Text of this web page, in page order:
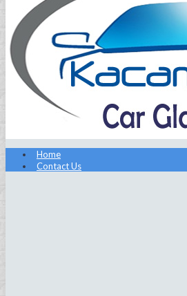
Home
Contact Us